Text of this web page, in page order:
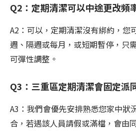
Q2：定期清潔可以中途更改頻
A2：可以，定期清潔沒有綁約，您
週、隔週或每月，或短期暫停，只
可彈性調整。
Q3：三重區定期清潔會固定派
A3：我們會優先安排熟悉您家中狀
合，若遇該人員請假或滿檔，會由